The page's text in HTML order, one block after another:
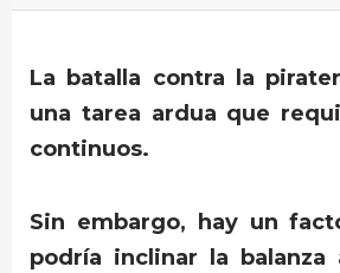
La batalla contra la
una tarea ardua que
continuos.
Sin embargo, hay un
podría inclinar la